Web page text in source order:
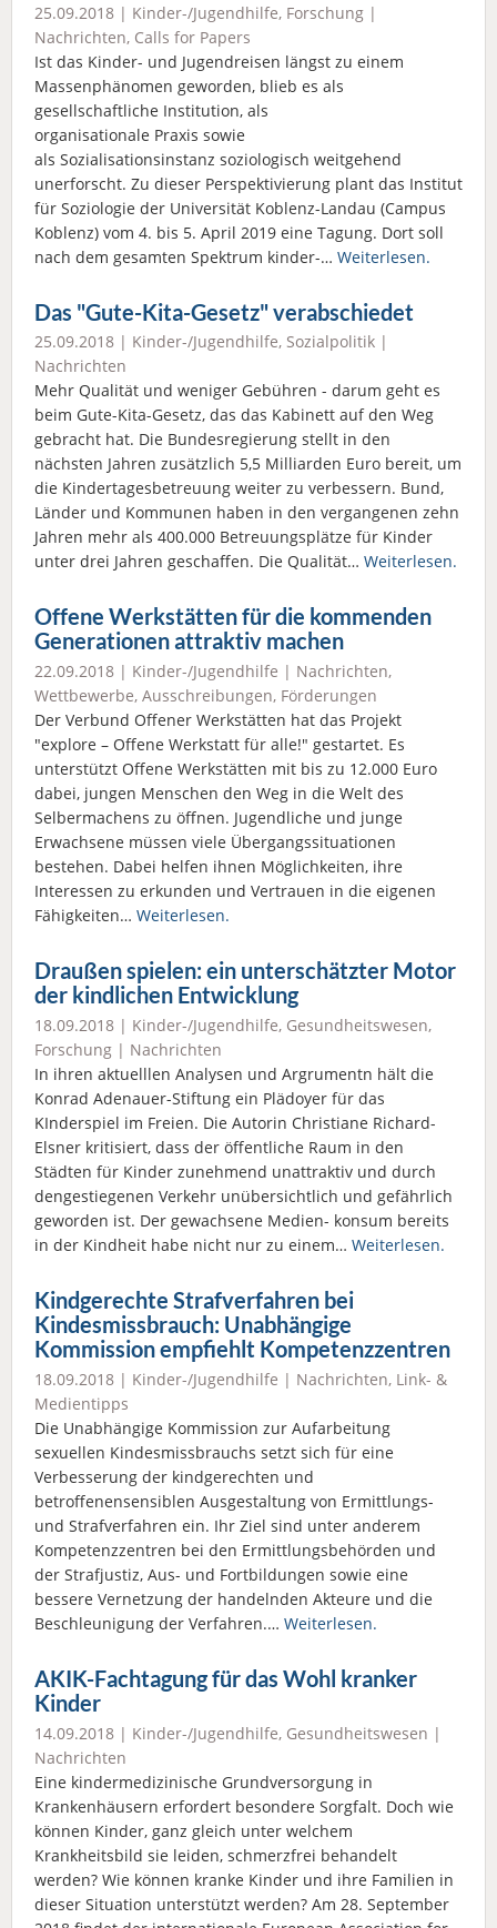
25.09.2018 | Kinder-/Jugendhilfe, Forschung |
Nachrichten, Calls for Papers
Ist das Kinder- und Jugendreisen längst zu einem
Massenphänomen geworden, blieb es als
gesellschaftliche Institution, als
organisationale Praxis sowie
als Sozialisationsinstanz soziologisch weitgehend
unerforscht. Zu dieser Perspektivierung plant das Institut
für Soziologie der Universität Koblenz-Landau (Campus
Koblenz) vom 4. bis 5. April 2019 eine Tagung. Dort soll
nach dem gesamten Spektrum kinder-… Weiterlesen.
Das "Gute-Kita-Gesetz" verabschiedet
25.09.2018 | Kinder-/Jugendhilfe, Sozialpolitik |
Nachrichten
Mehr Qualität und weniger Gebühren - darum geht es
beim Gute-Kita-Gesetz, das das Kabinett auf den Weg
gebracht hat. Die Bundesregierung stellt in den
nächsten Jahren zusätzlich 5,5 Milliarden Euro bereit, um
die Kindertagesbetreuung weiter zu verbessern. Bund,
Länder und Kommunen haben in den vergangenen zehn
Jahren mehr als 400.000 Betreuungsplätze für Kinder
unter drei Jahren geschaffen. Die Qualität… Weiterlesen.
Offene Werkstätten für die kommenden
Generationen attraktiv machen
22.09.2018 | Kinder-/Jugendhilfe | Nachrichten,
Wettbewerbe, Ausschreibungen, Förderungen
Der Verbund Offener Werkstätten hat das Projekt
"explore – Offene Werkstatt für alle!" gestartet. Es
unterstützt Offene Werkstätten mit bis zu 12.000 Euro
dabei, jungen Menschen den Weg in die Welt des
Selbermachens zu öffnen. Jugendliche und junge
Erwachsene müssen viele Übergangssituationen
bestehen. Dabei helfen ihnen Möglichkeiten, ihre
Interessen zu erkunden und Vertrauen in die eigenen
Fähigkeiten… Weiterlesen.
Draußen spielen: ein unterschätzter Motor
der kindlichen Entwicklung
18.09.2018 | Kinder-/Jugendhilfe, Gesundheitswesen,
Forschung | Nachrichten
In ihren aktuelllen Analysen und Argrumentn hält die
Konrad Adenauer-Stiftung ein Plädoyer für das
KInderspiel im Freien. Die Autorin Christiane Richard-
Elsner kritisiert, dass der öffentliche Raum in den
Städten für Kinder zunehmend unattraktiv und durch
dengestiegenen Verkehr unübersichtlich und gefährlich
geworden ist. Der gewachsene Medien- konsum bereits
in der Kindheit habe nicht nur zu einem… Weiterlesen.
Kindgerechte Strafverfahren bei
Kindesmissbrauch: Unabhängige
Kommission empfiehlt Kompetenzzentren
18.09.2018 | Kinder-/Jugendhilfe | Nachrichten, Link- &
Medientipps
Die Unabhängige Kommission zur Aufarbeitung
sexuellen Kindesmissbrauchs setzt sich für eine
Verbesserung der kindgerechten und
betroffenensensiblen Ausgestaltung von Ermittlungs-
und Strafverfahren ein. Ihr Ziel sind unter anderem
Kompetenzzentren bei den Ermittlungsbehörden und
der Strafjustiz, Aus- und Fortbildungen sowie eine
bessere Vernetzung der handelnden Akteure und die
Beschleunigung der Verfahren.… Weiterlesen.
AKIK-Fachtagung für das Wohl kranker
Kinder
14.09.2018 | Kinder-/Jugendhilfe, Gesundheitswesen |
Nachrichten
Eine kindermedizinische Grundversorgung in
Krankenhäusern erfordert besondere Sorgfalt. Doch wie
können Kinder, ganz gleich unter welchem
Krankheitsbild sie leiden, schmerzfrei behandelt
werden? Wie können kranke Kinder und ihre Familien in
dieser Situation unterstützt werden? Am 28. September